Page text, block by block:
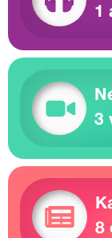
1
3
8